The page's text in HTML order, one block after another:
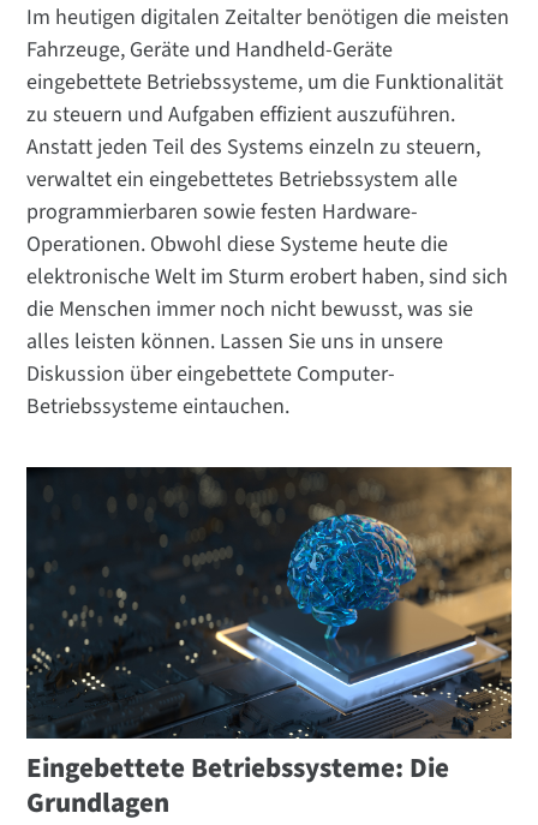
Im heutigen digitalen Zeitalter benötigen die meisten
Fahrzeuge, Geräte und Handheld-Geräte
eingebettete Betriebssysteme, um die Funktionalität
zu steuern und Aufgaben effizient auszuführen.
Anstatt jeden Teil des Systems einzeln zu steuern,
verwaltet ein eingebettetes Betriebssystem alle
programmierbaren sowie festen Hardware-
Operationen. Obwohl diese Systeme heute die
elektronische Welt im Sturm erobert haben, sind sich
die Menschen immer noch nicht bewusst, was sie
alles leisten können. Lassen Sie uns in unsere
Diskussion über eingebettete Computer-
Betriebssysteme eintauchen.
Eingebettete Betriebssysteme: Die
Grundlagen